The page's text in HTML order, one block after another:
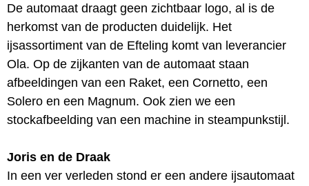
De automaat draagt geen zichtbaar logo, al is de
herkomst van de producten duidelijk. Het
ijsassortiment van de Efteling komt van leverancier
Ola. Op de zijkanten van de automaat staan
afbeeldingen van een Raket, een Cornetto, een
Solero en een Magnum. Ook zien we een
stockafbeelding van een machine in steampunkstijl.
Joris en de Draak
In een ver verleden stond er een andere ijsautomaat